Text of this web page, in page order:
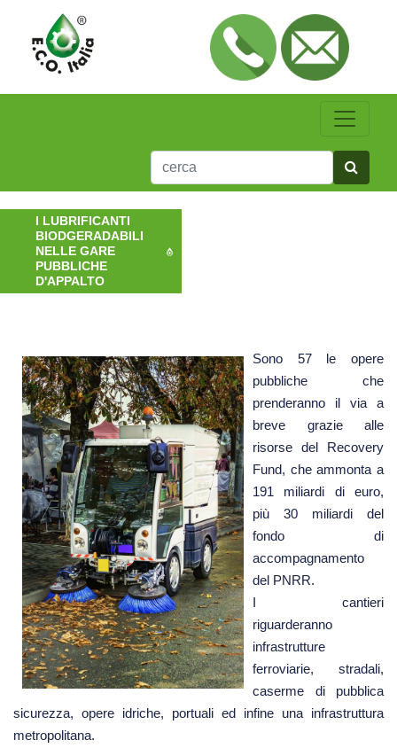
I LUBRIFICANTI
BIODGERADABILI
NELLE GARE
PUBBLICHE
D'APPALTO
Sono 57 le opere
pubbliche che
prenderanno il via a
breve grazie alle
risorse del Recovery
Fund, che ammonta a
191 miliardi di euro,
più 30 miliardi del
fondo di
accompagnamento
del PNRR.
I cantieri
riguarderanno
infrastrutture
ferroviarie, stradali,
caserme di pubblica
sicurezza, opere idriche, portuali ed infine una infrastruttura
metropolitana.